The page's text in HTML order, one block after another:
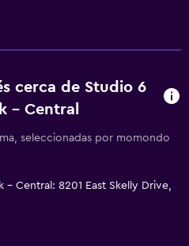
cerca de Studio 6
- Central
seleccionadas por momondo
Central: 8201 East Skelly Drive,